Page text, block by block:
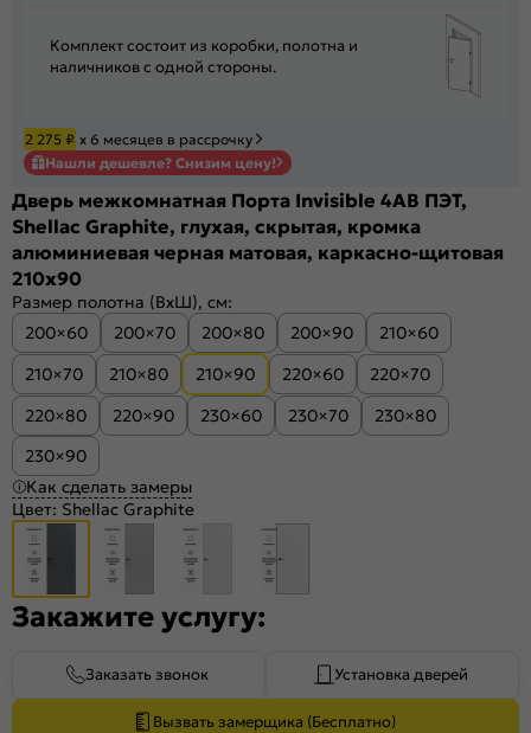
Комплект состоит из коробки, полотна и
наличников с одной стороны.
2 275 ₽ х 6 месяцев в рассрочку
Нашли дешевле? Снизим цену!
Дверь межкомнатная Порта Invisible 4AB ПЭТ,
Shellac Graphite, глухая, скрытая, кромка
алюминиевая черная матовая, каркасно-щитовая
210x90
Размер полотна (ВхШ), см:
200×60
200×70 200×80 200×90
210×60
210×70
210×80 210×90 220×60
220×70
220×80
220×90 230×60 230×70
230×80
230×90
Как сделать замеры
Цвет: Shellac Graphite
Закажите услугу:
Заказать звонок Установка дверей
Вызвать замерщика (Бесплатно)